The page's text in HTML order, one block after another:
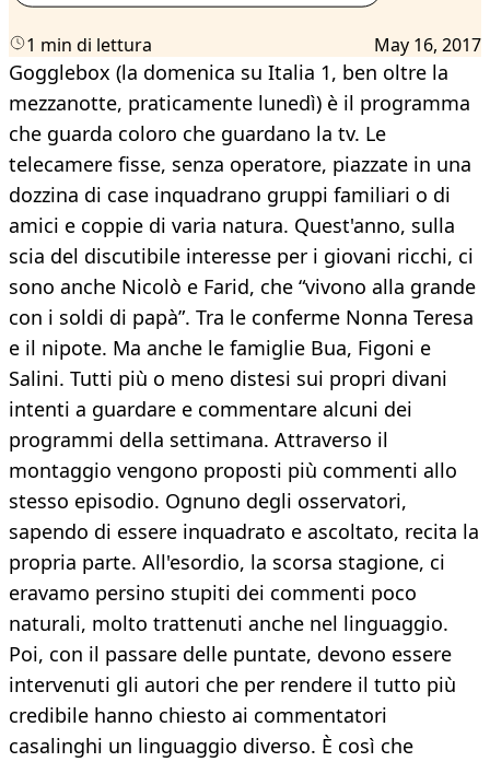
1 min di lettura May 16, 2017
Gogglebox (la domenica su Italia 1, ben oltre la
mezzanotte, praticamente lunedì) è il programma
che guarda coloro che guardano la tv. Le
telecamere fisse, senza operatore, piazzate in una
dozzina di case inquadrano gruppi familiari o di
amici e coppie di varia natura. Quest'anno, sulla
scia del discutibile interesse per i giovani ricchi, ci
sono anche Nicolò e Farid, che “vivono alla grande
con i soldi di papà”. Tra le conferme Nonna Teresa
e il nipote. Ma anche le famiglie Bua, Figoni e
Salini. Tutti più o meno distesi sui propri divani
intenti a guardare e commentare alcuni dei
programmi della settimana. Attraverso il
montaggio vengono proposti più commenti allo
stesso episodio. Ognuno degli osservatori,
sapendo di essere inquadrato e ascoltato, recita la
propria parte. All'esordio, la scorsa stagione, ci
eravamo persino stupiti dei commenti poco
naturali, molto trattenuti anche nel linguaggio.
Poi, con il passare delle puntate, devono essere
intervenuti gli autori che per rendere il tutto più
credibile hanno chiesto ai commentatori
casalinghi un linguaggio diverso. È così che